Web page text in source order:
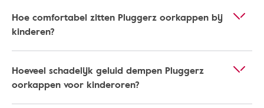
Hoe comfortabel zitten Pluggerz oorkappen bij
kinderen?
Hoeveel schadelijk geluid dempen Pluggerz
oorkappen voor kinderoren?